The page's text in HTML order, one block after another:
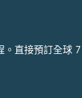
。直接預訂全球 7